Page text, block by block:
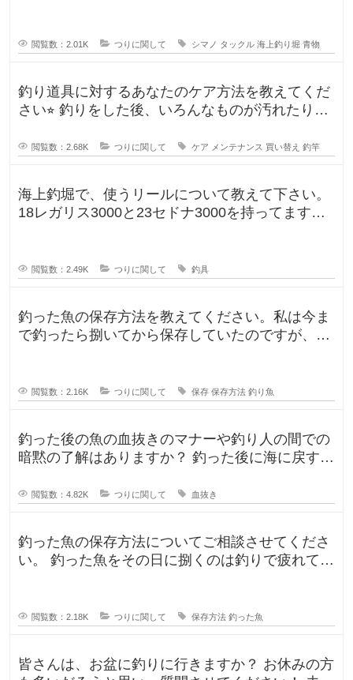
閲覧数：2.01K つりに関して シマノ タックル 海上釣り堀 青物
釣り道具に対するあなたのケア方法を教えてくだ
さい⭐︎ 釣りをした後、いろんなものが汚れたりし
閲覧数：2.68K つりに関して ケア メンテナンス 買い替え 釣竿
海上釣堀で、使うリールについて教えて下さい。
18レガリス3000と23セドナ3000を持ってます。
閲覧数：2.49K つりに関して 釣具
釣った魚の保存方法を教えてください。私は今ま
で釣ったら捌いてから保存していたのですが、人
閲覧数：2.16K つりに関して 保存 保存方法 釣り魚
釣った後の魚の血抜きのマナーや釣り人の間での
暗黙の了解はありますか？ 釣った後に海に戻す
閲覧数：4.82K つりに関して 血抜き
釣った魚の保存方法についてご相談させてくださ
い。 釣った魚をその日に捌くのは釣りで疲れてい
閲覧数：2.18K つりに関して 保存方法 釣った魚
皆さんは、お盆に釣りに行きますか？ お休みの方